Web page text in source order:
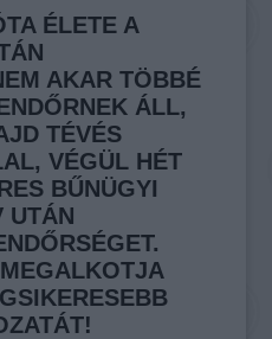
ÉLETE A
AKAR TÖBBÉ
ÁLL,
TÉVÉS
VÉGÜL HÉT
BŰNÜGYI
UTÁN